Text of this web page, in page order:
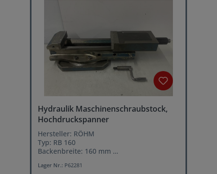
Hydraulik Maschinenschraubstock,
Hochdruckspanner
Hersteller: RÖHM
Typ: RB 160
Backenbreite: 160 mm
Spannkraft: 4 ton.
Lager Nr.: P62281